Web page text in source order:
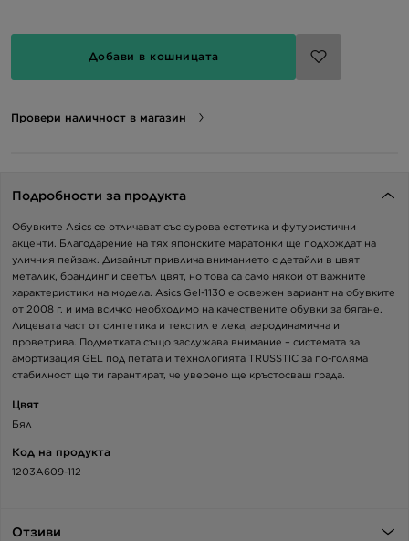
Добави в кошницата
Провери наличност в магазин
Подробности за продукта
Обувките Asics се отличават със сурова естетика и футуристични
акценти. Благодарение на тях японските маратонки ще подхождат на
уличния пейзаж. Дизайнът привлича вниманието с детайли в цвят
металик, брандинг и светъл цвят, но това са само някои от важните
характеристики на модела. Asics Gel-1130 е освежен вариант на обувките
от 2008 г. и има всичко необходимо на качествените обувки за бягане.
Лицевата част от синтетика и текстил е лека, аеродинамична и
проветрива. Подметката също заслужава внимание – системата за
амортизация GEL под петата и технологията TRUSSTIC за по-голяма
стабилност ще ти гарантират, че уверено ще кръстосваш града.
Цвят
Бял
Код на продукта
1203A609-112
Отзиви